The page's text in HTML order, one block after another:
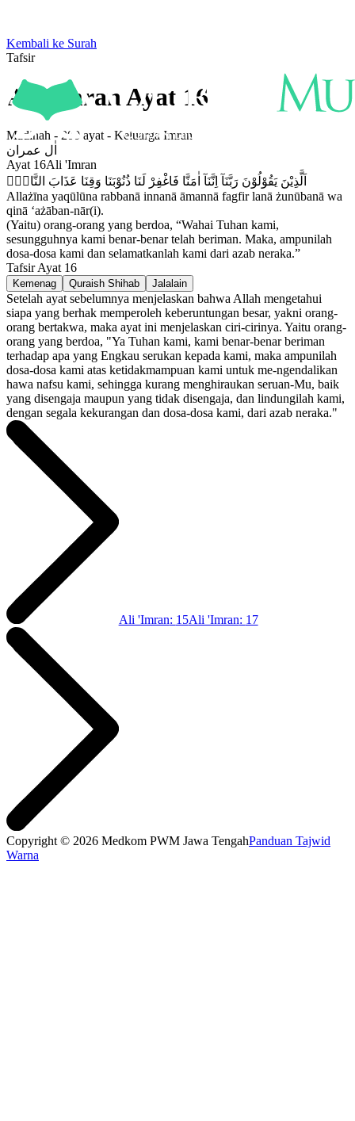
Kembali ke Surah
Tafsir
Ali 'ImranAyat 16
Madinah - 200 ayat - Keluarga Imran
اٰل عمران
Ayat 16Ali 'Imran
اَلَّذِيْنَ يَقُوْلُوْنَ رَبَّنَآ اِنَّنَآ اٰمَنَّا فَاغْفِرْ لَنَا ذُنُوْبَنَا وَقِنَا عَذَابَ النَّارِۚ
Allażīna yaqūlūna rabbanā innanā āmannā fagfir lanā żunūbanā wa
qinā ‘ażāban-nār(i).
(Yaitu) orang-orang yang berdoa, “Wahai Tuhan kami,
sesungguhnya kami benar-benar telah beriman. Maka, ampunilah
dosa-dosa kami dan selamatkanlah kami dari azab neraka.”
Tafsir Ayat 16
Kemenag Quraish Shihab Jalalain
Setelah ayat sebelumnya menjelaskan bahwa Allah mengetahui
siapa yang berhak memperoleh keberuntungan besar, yakni orang-
orang bertakwa, maka ayat ini menjelaskan ciri-cirinya. Yaitu orang-
orang yang berdoa, "Ya Tuhan kami, kami benar-benar beriman
terhadap apa yang Engkau serukan kepada kami, maka ampunilah
dosa-dosa kami atas ketidakmampuan kami untuk me-ngendalikan
hawa nafsu kami, sehingga kurang menghiraukan seruan-Mu, baik
yang disengaja maupun yang tidak disengaja, dan lindungilah kami,
dengan segala kekurangan dan dosa-dosa kami, dari azab neraka."
Ali 'Imran: 15Ali 'Imran: 17
Copyright © 2026 Medkom PWM Jawa TengahPanduan Tajwid
Warna